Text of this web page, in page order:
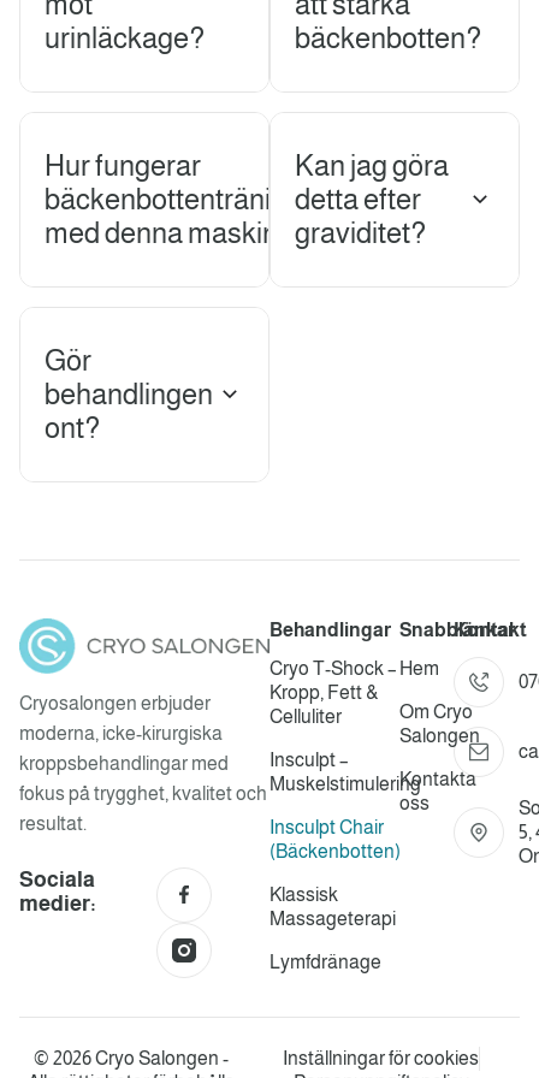
urinläckage?
Hur fungerar
bäckenbottenträning
med denna maskin?
Gör
behandlingen
ont?
bäckenbotten?
Kan jag göra
detta efter
graviditet?
Cryosalongen erbjuder
moderna, icke-kirurgiska
kroppsbehandlingar med
fokus på trygghet, kvalitet och
resultat.
Sociala
medier:
Snabblänkar
Hem
Om Cryo
Salongen
Kontakta
oss
Behandlingar
Cryo T-Shock –
Kropp, Fett &
Celluliter
Insculpt –
Muskelstimulering
Insculpt Chair
(Bäckenbotten)
Klassisk
Massageterapi
Lymfdränage
Kontakt
5,
© 2026 Cryo Salongen -
Inställningar för cookies